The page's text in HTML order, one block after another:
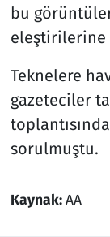
bu
eleştirilerine
Teknelere
gazeteciler
sorulmuştu.
Kaynak:AA